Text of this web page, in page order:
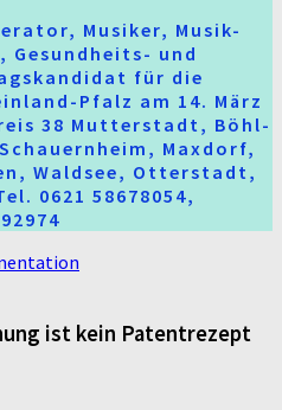
Musiker, Musik-
und
für die
Pfalz am 14. März
38 Mutterstadt, Böhl-
Maxdorf,
Waldsee, Otterstadt,
0621 58678054,
ist kein Patentrezept